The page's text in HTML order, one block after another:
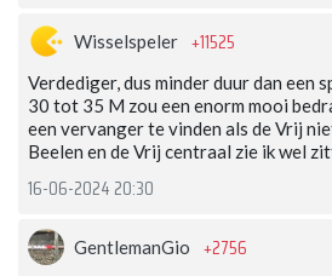
Wisselspeler +11525
Verdediger, dus minder duur dan een
30 tot 35 M zou een enorm mooi
een vervanger te vinden als de Vrij
Beelen en de Vrij centraal zie ik wel
16-06-2024 20:30
GentlemanGio +2756